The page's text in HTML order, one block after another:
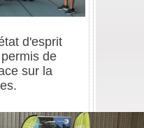
d'esprit
de
sur la